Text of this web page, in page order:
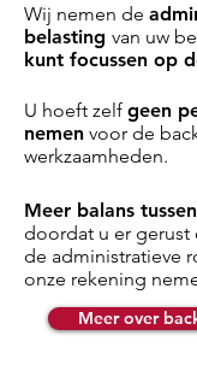
Wij nemen de
belasting van uw
kunt focussen op
U hoeft zelf geen
nemen voor de
werkzaamheden.
Meer balans
doordat u er gerust
de administratieve
onze rekening
Meer over